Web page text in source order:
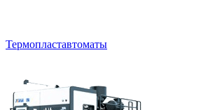
Термопластавтоматы